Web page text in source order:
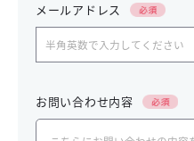
メールアドレス
お問い合わせ内容